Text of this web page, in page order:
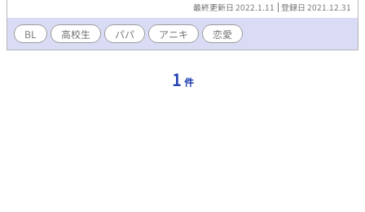
最終更新日 2022.1.11 登録日 2021.12.31
BL 高校生 パパ アニキ 恋愛
1 件